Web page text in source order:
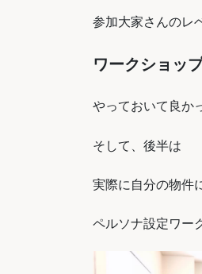
参加大家さんのレ
ワークショッ
やっておいて良か
そして、後半は
実際に自分の物件
ペルソナ設定ワー